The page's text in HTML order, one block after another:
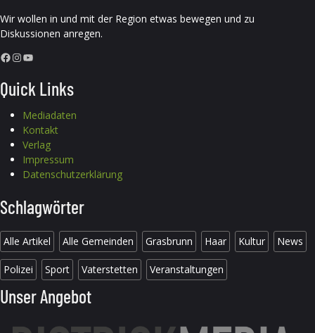
Wir wollen in und mit der Region etwas bewegen und zu
Diskussionen anregen.
Facebook InstagramYouTube
Quick Links
Mediadaten
Kontakt
Verlag
Impressum
Datenschutzerklärung
Schlagwörter
Alle Artikel Alle Gemeinden Grasbrunn Haar Kultur News
Polizei Sport Vaterstetten Veranstaltungen
Unser Angebot